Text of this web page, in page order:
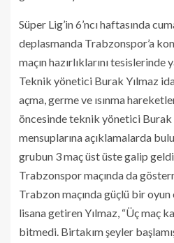
Süper Lig’in 6’ncı haftasında
deplasmanda Trabzonspor’a
maçın hazırlıklarını tesislerinde
Teknik yönetici Burak Yılmaz
açma, germe ve ısınma
öncesinde teknik yönetici Burak
mensuplarına açıklamalarda
grubun 3 maç üst üste galip
Trabzonspor maçında da
Trabzon maçında güçlü bir
lisana getiren Yılmaz, “Üç maç
bitmedi. Birtakım şeyler